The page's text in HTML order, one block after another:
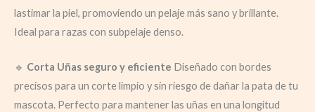
lastimar la piel, promoviendo un pelaje más sano y brillante.
Ideal para razas con subpelaje denso.
🔹 Corta Uñas seguro y eficiente Diseñado con bordes
precisos para un corte limpio y sin riesgo de dañar la pata de tu
mascota. Perfecto para mantener las uñas en una longitud